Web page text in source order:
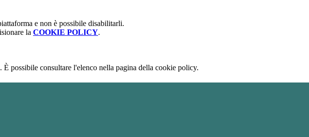
e non è possibile disabilitarli.
la COOKIE POLICY.
possibile consultare l'elenco nella pagina della cookie policy.